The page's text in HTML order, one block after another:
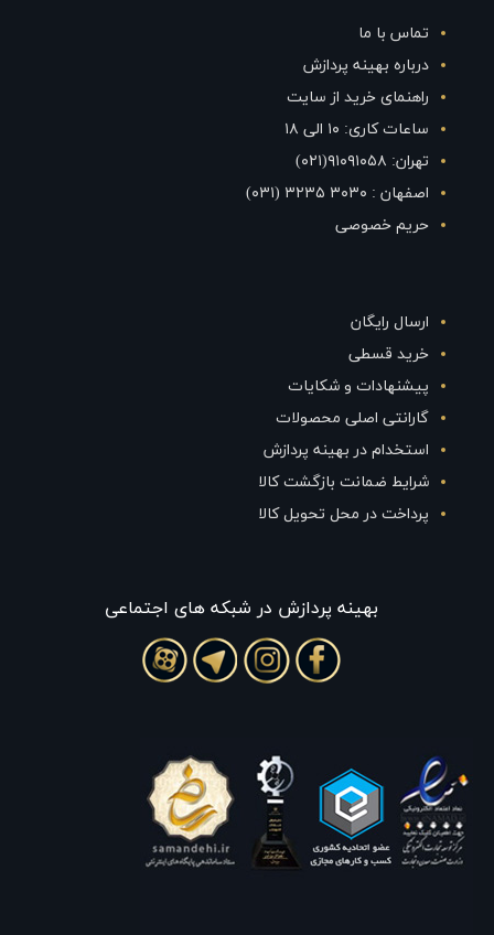
تماس با ما
درباره بهینه پردازش
راهنمای خرید از سایت
ساعات کاری: ۱۰ الی ۱۸
تهران: ۹۱۰۹۱۰۵۸(۰۲۱)
اصفهان : ۳۰۳۰ ۳۲۳۵ (۰۳۱)
حریم خصوصی
ارسال رایگان
خرید قسطی
پیشنهادات و شکایات
گارانتی اصلی محصولات
استخدام در بهینه پردازش
شرایط ضمانت بازگشت کالا
پرداخت در محل تحویل کالا
بهينه پردازش در شبکه های اجتماعی